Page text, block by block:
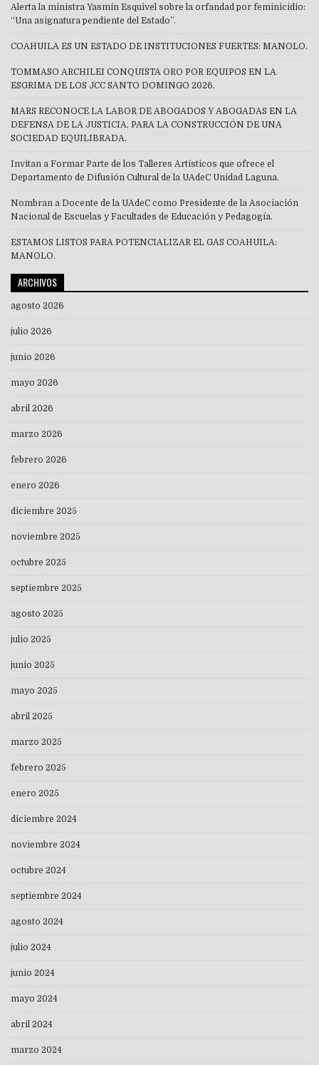
Alerta la ministra Yasmín Esquivel sobre la orfandad por feminicidio:
“Una asignatura pendiente del Estado”.
COAHUILA ES UN ESTADO DE INSTITUCIONES FUERTES: MANOLO.
TOMMASO ARCHILEI CONQUISTA ORO POR EQUIPOS EN LA
ESGRIMA DE LOS JCC SANTO DOMINGO 2026.
MARS RECONOCE LA LABOR DE ABOGADOS Y ABOGADAS EN LA
DEFENSA DE LA JUSTICIA, PARA LA CONSTRUCCIÓN DE UNA
SOCIEDAD EQUILIBRADA.
Invitan a Formar Parte de los Talleres Artísticos que ofrece el
Departamento de Difusión Cultural de la UAdeC Unidad Laguna.
Nombran a Docente de la UAdeC como Presidente de la Asociación
Nacional de Escuelas y Facultades de Educación y Pedagogía.
ESTAMOS LISTOS PARA POTENCIALIZAR EL GAS COAHUILA:
MANOLO.
ARCHIVOS
agosto 2026
julio 2026
junio 2026
mayo 2026
abril 2026
marzo 2026
febrero 2026
enero 2026
diciembre 2025
noviembre 2025
octubre 2025
septiembre 2025
agosto 2025
julio 2025
junio 2025
mayo 2025
abril 2025
marzo 2025
febrero 2025
enero 2025
diciembre 2024
noviembre 2024
octubre 2024
septiembre 2024
agosto 2024
julio 2024
junio 2024
mayo 2024
abril 2024
marzo 2024